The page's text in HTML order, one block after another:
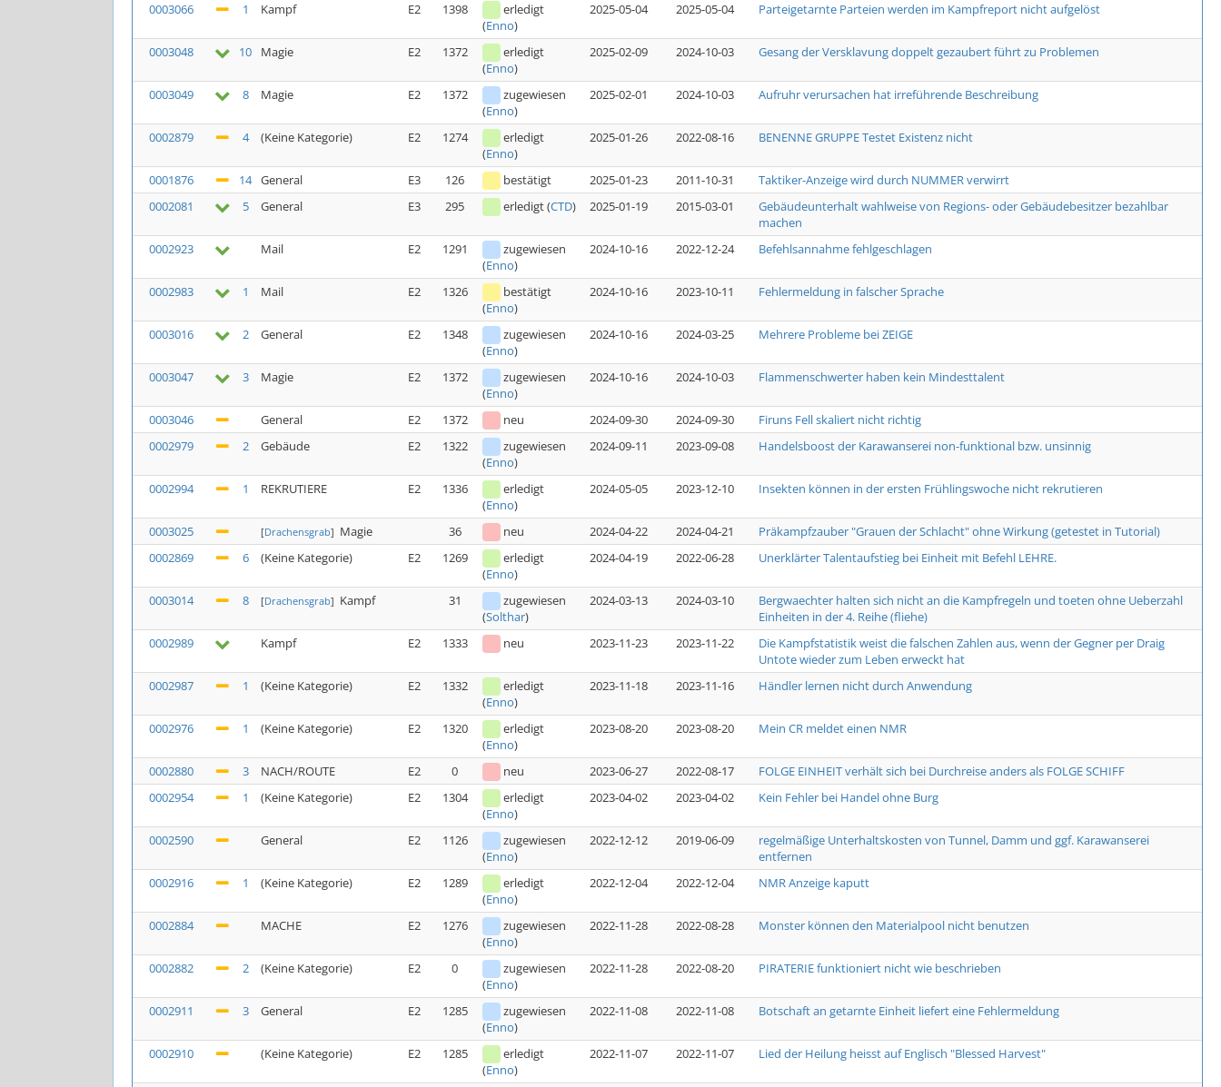
0003066 1 Kampf E2 1398
erledigt
(Enno)
2025-05-04 2025-05-04 Parteigetarnte Parteien werden im Kampfreport nicht aufgelöst
0003048 10 Magie E2 1372
erledigt
(Enno)
2025-02-09 2024-10-03 Gesang der Versklavung doppelt gezaubert führt zu Problemen
0003049 8 Magie E2 1372
zugewiesen
(Enno)
2025-02-01 2024-10-03 Aufruhr verursachen hat irreführende Beschreibung
0002879 4 (Keine Kategorie) E2 1274
erledigt
(Enno)
2025-01-26 2022-08-16 BENENNE GRUPPE Testet Existenz nicht
0001876 14 General E3 126 bestätigt 2025-01-23 2011-10-31
Taktiker-Anzeige wird durch NUMMER verwirrt
0002081
5 General E3 295 erledigt(CTD) 2025-01-19 2015-03-01
Gebäudeunterhalt wahlweise von Regions- oder Gebäudebesitzer bezahlbar
machen
0002923
Mail E2 1291
zugewiesen
(Enno)
2024-10-16 2022-12-24 Befehlsannahme fehlgeschlagen
0002983 1 Mail E2 1326
bestätigt
(Enno)
2024-10-16 2023-10-11 Fehlermeldung in falscher Sprache
0003016 2 General E2 1348
zugewiesen
(Enno)
2024-10-16 2024-03-25 Mehrere Probleme bei ZEIGE
0003047 3 Magie E2 1372
zugewiesen
(Enno)
2024-10-16 2024-10-03 Flammenschwerter haben kein Mindesttalent
0003046 General E2 1372 neu 2024-09-30 2024-09-30
Firuns Fell skaliert nicht richtig
0002979
2 Gebäude E2 1322
zugewiesen
(Enno)
2024-09-11 2023-09-08 Handelsboost der Karawanserei non-funktional bzw. unsinnig
0002994 1 REKRUTIERE E2 1336
erledigt
(Enno)
2024-05-05 2023-12-10 Insekten können in der ersten Frühlingswoche nicht rekrutieren
0003025 [Drachensgrab] Magie 36 neu 2024-04-22 2024-04-21
Präkampfzauber "Grauen der Schlacht" ohne Wirkung (getestet in Tutorial)
0002869
6 (Keine Kategorie) E2 1269
erledigt
(Enno)
2024-04-19 2022-06-28 Unerklärter Talentaufstieg bei Einheit mit Befehl LEHRE.
0003014 8 [Drachensgrab] Kampf 31
zugewiesen
(Solthar)
2024-03-13 2024-03-10
Bergwaechter halten sich nicht an die Kampfregeln und toeten ohne Ueberzahl
Einheiten in der 4. Reihe (fliehe)
0002989
Kampf E2 1333 neu 2023-11-23 2023-11-22
Die Kampfstatistik weist die falschen Zahlen aus, wenn der Gegner per Draig
Untote wieder zum Leben erweckt hat
0002987
1 (Keine Kategorie) E2 1332
erledigt
(Enno)
2023-11-18 2023-11-16 Händler lernen nicht durch Anwendung
0002976 1 (Keine Kategorie) E2 1320
erledigt
(Enno)
2023-08-20 2023-08-20 Mein CR meldet einen NMR
0002880 3 NACH/ROUTE E2 0 neu 2023-06-27 2022-08-17
FOLGE EINHEIT verhält sich bei Durchreise anders als FOLGE SCHIFF
0002954
1 (Keine Kategorie) E2 1304
erledigt
(Enno)
2023-04-02 2023-04-02 Kein Fehler bei Handel ohne Burg
0002590 General E2 1126
zugewiesen
(Enno)
2022-12-12 2019-06-09
regelmäßige Unterhaltskosten von Tunnel, Damm und ggf. Karawanserei
entfernen
0002916
1 (Keine Kategorie) E2 1289
erledigt
(Enno)
2022-12-04 2022-12-04 NMR Anzeige kaputt
0002884 MACHE E2 1276
zugewiesen
(Enno)
2022-11-28 2022-08-28 Monster können den Materialpool nicht benutzen
0002882 2 (Keine Kategorie) E2 0
zugewiesen
(Enno)
2022-11-28 2022-08-20 PIRATERIE funktioniert nicht wie beschrieben
0002911 3 General E2 1285
zugewiesen
(Enno)
2022-11-08 2022-11-08 Botschaft an getarnte Einheit liefert eine Fehlermeldung
0002910 (Keine Kategorie) E2 1285
erledigt
(Enno)
2022-11-07 2022-11-07 Lied der Heilung heisst auf Englisch "Blessed Harvest"